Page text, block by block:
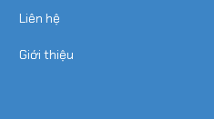
Liên hệ
Giới thiệu